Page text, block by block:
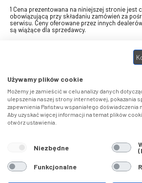
1 Cena prezentowana na niniejszej stronie jest
obowiązującą przy składaniu zamówień za
serwisu. Ceny oferowane przez innych
są wiążące dla sprzedawcy.
swój bon" na towary z oferty VELO, aktualnie
, w ramach sprzedaży
stronie promocji.
eBonu uwzględnia fakt wyrażenia - w procesie
klienta- zgody na otrzymywanie drogą
marketingowe, np. newsletter rowerowy. W
wartość eBonu zostanie obniżona o 10 zł.
Pamiętaj, że eBony za produkty SIDI
SIDI Center, produkty Castelli zakupów w
Castelli Center.
Używamy plików cookie
Możemy je zamieścić w celu analizy danych
ulepszenia naszej strony internetowej, pokazania
zapewnienia Państwu wspaniałego doświadczenia
Aby uzyskać więcej informacji na temat plików
otwórz ustawienia.
Niezbędne
Funkcjonalne